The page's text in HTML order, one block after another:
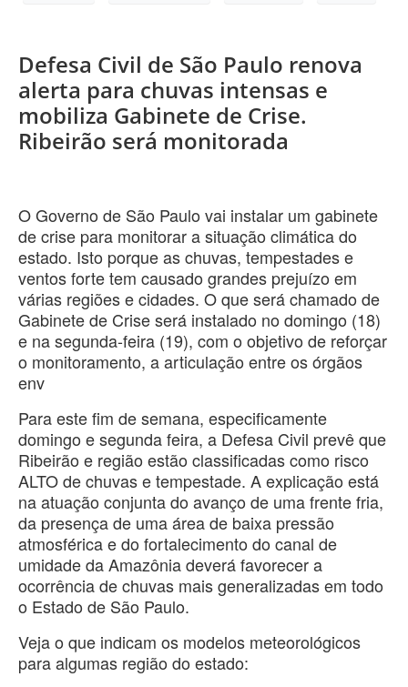
Defesa Civil de São Paulo renova
alerta para chuvas intensas e
mobiliza Gabinete de Crise.
Ribeirão será monitorada
O Governo de São Paulo vai instalar um gabinete
de crise para monitorar a situação climática do
estado. Isto porque as chuvas, tempestades e
ventos forte tem causado grandes prejuízo em
várias regiões e cidades. O que será chamado de
Gabinete de Crise será instalado no domingo (18)
e na segunda-feira (19), com o objetivo de reforçar
o monitoramento, a articulação entre os órgãos
env
Para este fim de semana, especificamente
domingo e segunda feira, a Defesa Civil prevê que
Ribeirão e região estão classificadas como risco
ALTO de chuvas e tempestade. A explicação está
na atuação conjunta do avanço de uma frente fria,
da presença de uma área de baixa pressão
atmosférica e do fortalecimento do canal de
umidade da Amazônia deverá favorecer a
ocorrência de chuvas mais generalizadas em todo
o Estado de São Paulo.
Veja o que indicam os modelos meteorológicos
para algumas região do estado: